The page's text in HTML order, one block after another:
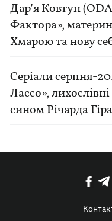
Дар’я Ковтун
Фактора»,
Хмарою та нову
Серіали серпня-
Лассо»,
сином Річарда Гіра